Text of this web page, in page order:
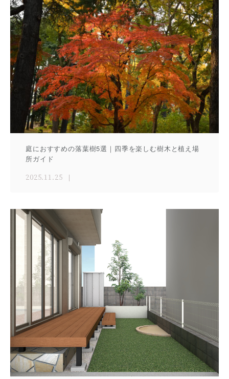
庭におすすめの落葉樹5選｜四季を楽しむ樹木と植え場
所ガイド
2025.11.25